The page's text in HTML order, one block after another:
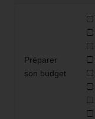
Préparer
son budget